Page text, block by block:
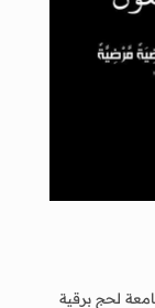
لحج برقية